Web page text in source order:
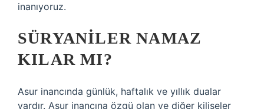
inanıyoruz.
SÜRYANILER NAMAZ
KILAR MI?
Asur inancında günlük, haftalık ve yıllık dualar
vardır. Asur inancına özgü olan ve diğer kiliseler